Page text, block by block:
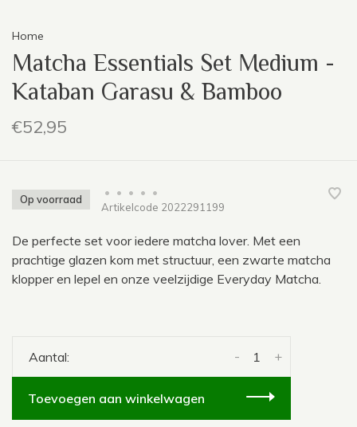
Home
Matcha Essentials Set Medium -
Kataban Garasu & Bamboo
€52,95
Op voorraad
• • • •
•
Artikelcode 2022291199
De perfecte set voor iedere matcha lover. Met een
prachtige glazen kom met structuur, een zwarte matcha
klopper en lepel en onze veelzijdige Everyday Matcha.
Aantal: +
-
Toevoegen aan winkelwagen